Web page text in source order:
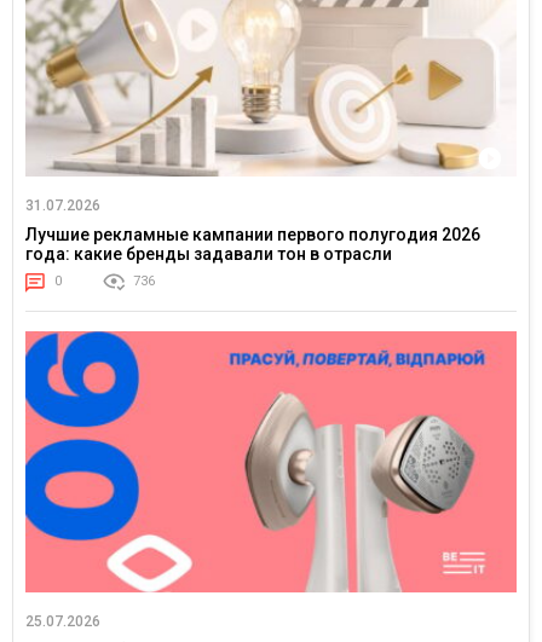
31.07.2026
Лучшие рекламные кампании первого полугодия 2026
года: какие бренды задавали тон в отрасли
0 736
25.07.2026